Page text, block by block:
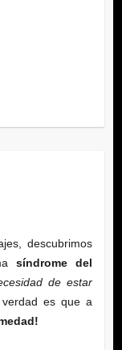
descubrimos
síndrome del
de estar
es que a